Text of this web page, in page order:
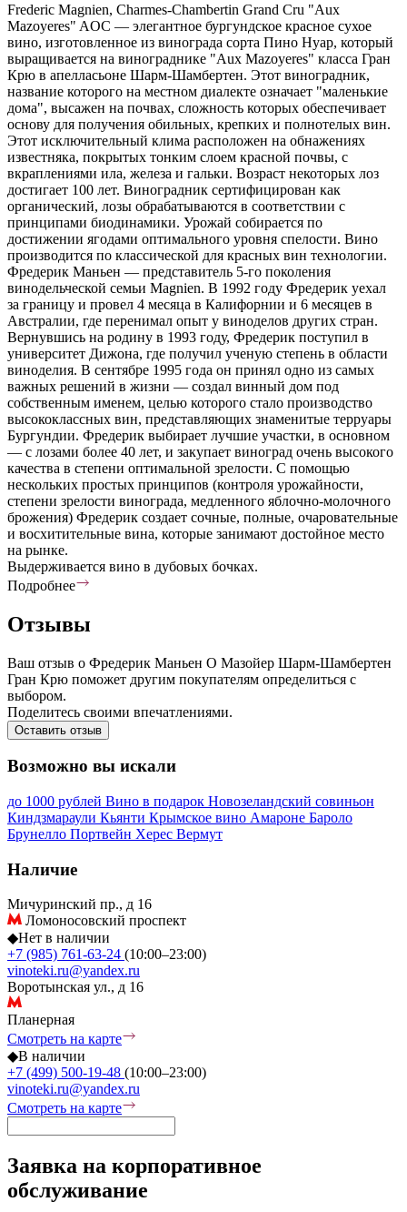
Frederic Magnien, Charmes-Chambertin Grand Cru "Aux
Mazoyeres" AOC — элегантное бургундское красное сухое
вино, изготовленное из винограда сорта Пино Нуар, который
выращивается на винограднике "Aux Mazoyeres" класса Гран
Крю в апелласьоне Шарм-Шамбертен. Этот виноградник,
название которого на местном диалекте означает "маленькие
дома", высажен на почвах, сложность которых обеспечивает
основу для получения обильных, крепких и полнотелых вин.
Этот исключительный клима расположен на обнажениях
известняка, покрытых тонким слоем красной почвы, с
вкраплениями ила, железа и гальки. Возраст некоторых лоз
достигает 100 лет. Виноградник сертифицирован как
органический, лозы обрабатываются в соответствии с
принципами биодинамики. Урожай собирается по
достижении ягодами оптимального уровня спелости. Вино
производится по классической для красных вин технологии.
Фредерик Маньен — представитель 5-го поколения
винодельческой семьи Magnien. В 1992 году Фредерик уехал
за границу и провел 4 месяца в Калифорнии и 6 месяцев в
Австралии, где перенимал опыт у виноделов других стран.
Вернувшись на родину в 1993 году, Фредерик поступил в
университет Дижона, где получил ученую степень в области
виноделия. В сентябре 1995 года он принял одно из самых
важных решений в жизни — создал винный дом под
собственным именем, целью которого стало производство
высококлассных вин, представляющих знаменитые терруары
Бургундии. Фредерик выбирает лучшие участки, в основном
— с лозами более 40 лет, и закупает виноград очень высокого
качества в степени оптимальной зрелости. С помощью
нескольких простых принципов (контроля урожайности,
степени зрелости винограда, медленного яблочно-молочного
брожения) Фредерик создает сочные, полные, очаровательные
и восхитительные вина, которые занимают достойное место
на рынке.
Выдерживается вино в дубовых бочках.
Подробнее
Отзывы
Ваш отзыв о Фредерик Маньен О Мазойер Шарм-Шамбертен
Гран Крю поможет другим покупателям определиться с
выбором.
Поделитесь своими впечатлениями.
Оставить отзыв
Возможно вы искали
до 1000 рублей Вино в подарок Новозеландский совиньон
Киндзмараули Кьянти Крымское вино Амароне Бароло
Брунелло Портвейн Херес Вермут
Наличие
Мичуринский пр., д 16
Ломоносовский проспект
◆Нет в наличии
+7 (985) 761-63-24 (10:00–23:00)
vinoteki.ru@yandex.ru
Воротынская ул., д 16
Планерная
Смотреть на карте
◆В наличии
+7 (499) 500-19-48 (10:00–23:00)
vinoteki.ru@yandex.ru
Смотреть на карте
Заявка на корпоративное
обслуживание